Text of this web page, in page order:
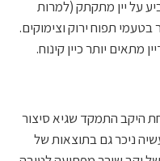
על יין מתקתק (למרות
בטעמי תפוח ירוק וצימוקים.
מתאים יותר כיין קינוח.
היקב התמקד שגיא סיצור
ניכר גם בתוצאות של